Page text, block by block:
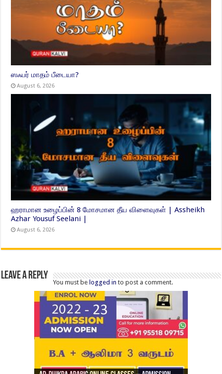
ஸஃபர் மாதம் பீடையா?
August 6, 2026
ஹராமான உழைப்பின் 8 மோசமான தீய விளைவுகள் | Assheikh
Azhar Yousuf Seelani |
August 6, 2026
Leave a Reply
You must belogged in to post a comment.